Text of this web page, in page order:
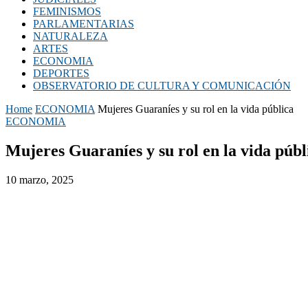
FEMINISMOS
PARLAMENTARIAS
NATURALEZA
ARTES
ECONOMIA
DEPORTES
OBSERVATORIO DE CULTURA Y COMUNICACIÓN
Home ECONOMIA Mujeres Guaraníes y su rol en la vida pública
ECONOMIA
Mujeres Guaraníes y su rol en la vida
10 marzo, 2025